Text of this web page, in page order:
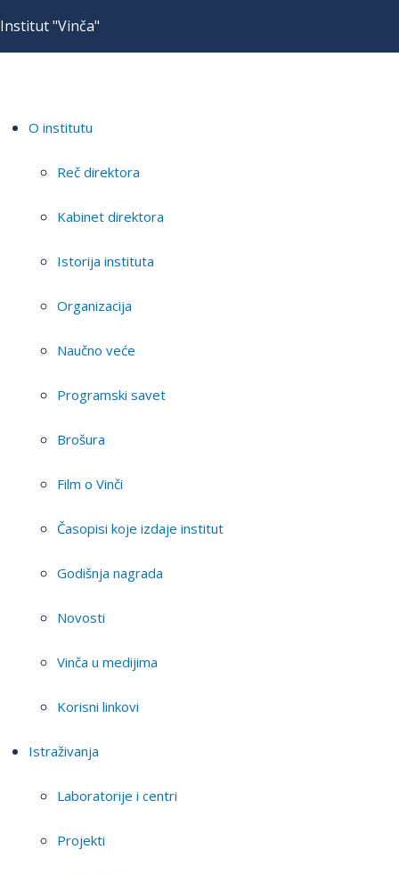
Institut "Vinča"
O institutu
Reč direktora
Kabinet direktora
Istorija instituta
Organizacija
Naučno veće
Programski savet
Brošura
Film o Vinči
Časopisi koje izdaje institut
Godišnja nagrada
Novosti
Vinča u medijima
Korisni linkovi
Istraživanja
Laboratorije i centri
Projekti